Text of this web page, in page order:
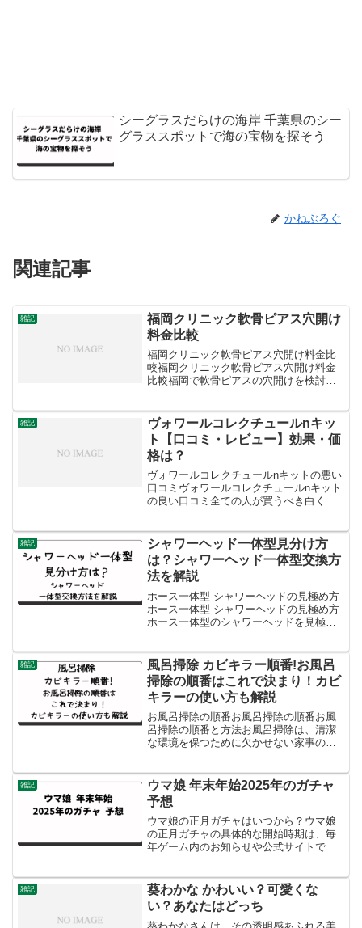
シーグラスだらけの海岸 千葉県のシー
グラススポットで海の宝物を探そう
かねぶろぐ
関連記事
雑記
福岡クリニック軟骨ピアス穴開け
料金比較
福岡クリニック軟骨ピアス穴開け料金比
較福岡クリニック軟骨ピアス穴開け料金
比較福岡で軟骨ピアスの穴開けを検討さ
にしてください。TCB東京中央美容外科
では、耳の軟骨ピアスの...
雑記
ヴォワールコレクチュールnキッ
ト【口コミ・レビュー】効果・価
格は？
ヴォワールコレクチュールnキットの悪い
口コミヴォワールコレクチュールnキット
の良い口コミ全ての人が買うべき白くう
楽ちん時短でありがたいお肌がトーンア
ップします高くても買...
雑記
シャワーヘッド一体型見分け方
は？シャワーヘッド一体型交換方
法を解説
ホース一体型 シャワーヘッドの見極め方
ホース一体型 シャワーヘッドの見極め方
ホース一体型のシャワーヘッドを見極め
部分を確認：一体型の場合、シャワーヘ
ッドとホースは分離で...
雑記
風呂掃除 カビキラー順番!お風呂
掃除の順番はこれで決まり！カビ
キラーの使い方も解説
お風呂掃除の順番お風呂掃除の順番お風
呂掃除の順番と方法お風呂掃除は、清潔
な環境を保つために欠かせない家事の一
切です。ここでは、お風呂掃除の順番と
方法について詳しく説明し...
雑記
ウマ娘 年末年始2025年のガチャ
予想
ウマ娘の正月ガチャはいつから？ウマ娘
の正月ガチャの具体的な開始時期は、毎
年ゲーム内のお知らせや公式サイトで発
式サイトをこまめにチェックすることを
おすすめします。一般的に...
雑記
葵わかな かわいい？可愛くな
い？あなたはどっち